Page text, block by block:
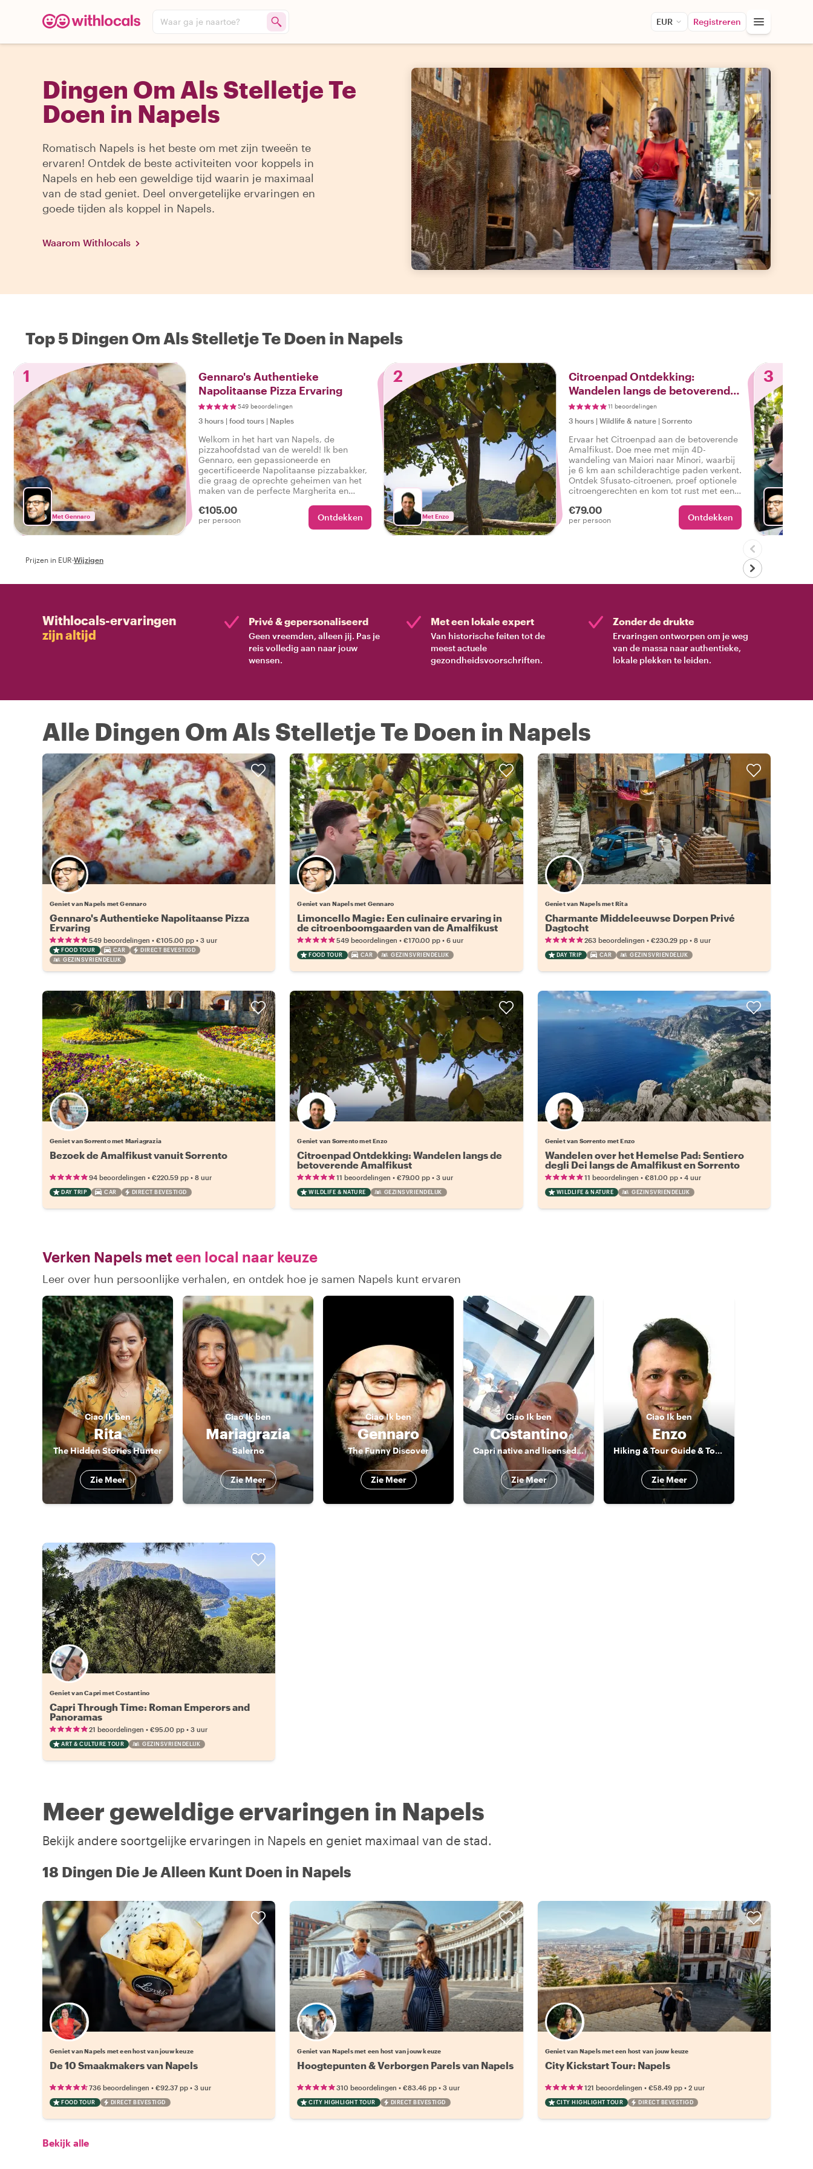
Waar ga je naartoe? EUR Registreren
Dingen Om Als Stelletje Te
Doen in Napels
Romatisch Napels is het beste om met zijn tweeën te
ervaren! Ontdek de beste activiteiten voor koppels in
Napels en heb een geweldige tijd waarin je maximaal
van de stad geniet. Deel onvergetelijke ervaringen en
goede tijden als koppel in Napels.
Waarom Withlocals
Top 5 Dingen Om Als Stelletje Te Doen in Napels
1
Met Gennaro
Gennaro's Authentieke
Napolitaanse Pizza Ervaring
549 beoordelingen
3 hours | food tours | Naples
Welkom in het hart van Napels, de
pizzahoofdstad van de wereld! Ik ben
Gennaro, een gepassioneerde en
gecertificeerde Napolitaanse pizzabakker,
die graag de oprechte geheimen van het
maken van de perfecte Margherita en
delen. Laten we samen aan deze
smaakvolle reis beginnen!
€105.00
per persoon Ontdekken
2
Met Enzo
Citroenpad Ontdekking:
Wandelen langs de betoverende
Amalfikust11 beoordelingen
3 hours | Wildlife & nature | Sorrento
Ervaar het Citroenpad aan de betoverende
Amalfikust. Doe mee met mijn 4D-
wandeling van Maiori naar Minori, waarbij
je 6 km aan schilderachtige paden verkent.
Ontdek Sfusato-citroenen, proef optionele
citroengerechten en kom tot rust met een
spullen voor een verfrissend avontuur!
€79.00
per persoon Ontdekken
3
Prijzen in EUR·Wijzigen
Withlocals-ervaringen
zijn altijd
Privé & gepersonaliseerd
Geen vreemden, alleen jij. Pas je
reis volledig aan naar jouw
wensen.
Met een lokale expert
Van historische feiten tot de
meest actuele
gezondheidsvoorschriften.
Zonder de drukte
Ervaringen ontworpen om je weg
van de massa naar authentieke,
lokale plekken te leiden.
Alle Dingen Om Als Stelletje Te Doen in Napels
Geniet van Napels met Gennaro
Gennaro's Authentieke Napolitaanse Pizza
Ervaring
549 beoordelingen • €105.00 pp • 3 uur
FOOD TOUR CAR
DIRECT BEVESTIGD
GEZINSVRIENDELIJK
Geniet van Napels met Gennaro
Limoncello Magie: Een culinaire ervaring in
de citroenboomgaarden van de Amalfikust
549 beoordelingen •€170.00 pp •6 uur
FOOD TOUR CAR GEZINSVRIENDELIJK
Geniet van Napels met Rita
Charmante Middeleeuwse Dorpen Privé
Dagtocht
263 beoordelingen • €230.29 pp• 8 uur
DAY TRIP CAR GEZINSVRIENDELIJK
Geniet van Sorrento met Mariagrazia
Bezoek de Amalfikust vanuit Sorrento
94 beoordelingen • €220.59 pp • 8 uur
DAY TRIP CAR DIRECT BEVESTIGD
Geniet van Sorrento met Enzo
Citroenpad Ontdekking: Wandelen langs de
betoverende Amalfikust
11 beoordelingen •€79.00 pp •3 uur
WILDLIFE & NATURE GEZINSVRIENDELIJK
Geniet van Sorrento met Enzo
Wandelen over het Hemelse Pad: Sentiero
degli Dei langs de Amalfikust en Sorrento
11 beoordelingen • €81.00 pp• 4 uur
WILDLIFE & NATURE GEZINSVRIENDELIJK
Verken Napels meteen local naar keuze
Leer over hun persoonlijke verhalen, en ontdek hoe je samen Napels kunt ervaren
CiaoIk ben
Rita
The Hidden Stories Hunter
Zie Meer
CiaoIk ben
Mariagrazia
Salerno
Zie Meer
CiaoIk ben
Gennaro
The Funny Discover
Zie Meer
CiaoIk ben
Costantino
Capri native and licensed tour guide
Zie Meer
CiaoIk ben
Enzo
Hiking & Tour Guide & Tour Leader
Zie Meer
Geniet van Capri met Costantino
Capri Through Time: Roman Emperors and
Panoramas
21 beoordelingen • €95.00 pp • 3 uur
ART & CULTURE TOUR GEZINSVRIENDELIJK
Meer geweldige ervaringen in Napels
Bekijk andere soortgelijke ervaringen in Napels en geniet maximaal van de stad.
18 Dingen Die Je Alleen Kunt Doen in Napels
Kies jouw favoriete local
Geniet van Napels met een host van jouw keuze
De 10 Smaakmakers van Napels
736 beoordelingen • €92.37 pp • 3 uur
FOOD TOUR DIRECT BEVESTIGD
Kies jouw favoriete local
Geniet van Napels met een host van jouw keuze
Hoogtepunten & Verborgen Parels van Napels
310 beoordelingen •€83.46 pp •3 uur
CITY HIGHLIGHT TOUR DIRECT BEVESTIGD
Kies jouw favoriete local
Geniet van Napels met een host van jouw keuze
City Kickstart Tour: Napels
121 beoordelingen • €58.49 pp• 2 uur
CITY HIGHLIGHT TOUR DIRECT BEVESTIGD
Bekijk alle